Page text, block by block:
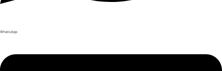
WhatsApp